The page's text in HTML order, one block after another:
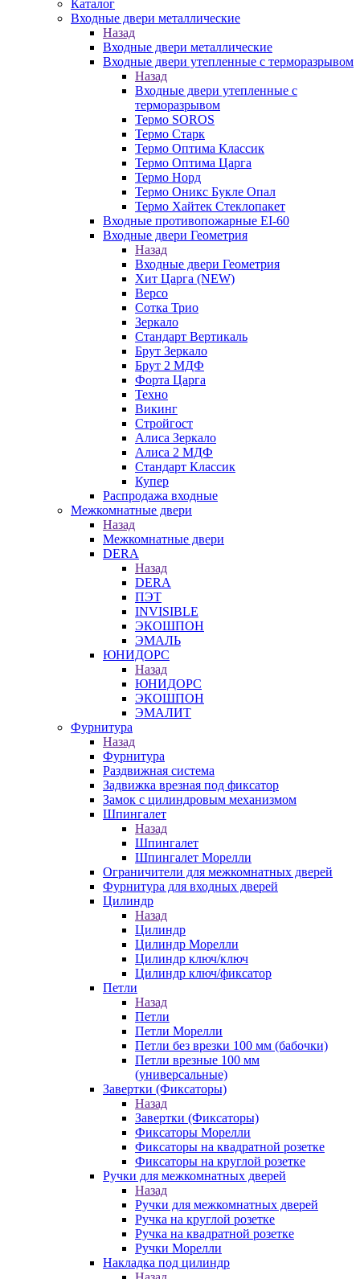
Каталог
Входные двери металлические
Назад
Входные двери металлические
Входные двери утепленные с терморазрывом
Назад
Входные двери утепленные с
терморазрывом
Термо SOROS
Термо Старк
Термо Оптима Классик
Термо Оптима Царга
Термо Норд
Термо Оникс Букле Опал
Термо Хайтек Стеклопакет
Входные противопожарные EI-60
Входные двери Геометрия
Назад
Входные двери Геометрия
Хит Царга (NEW)
Версо
Сотка Трио
Зеркало
Стандарт Вертикаль
Брут Зеркало
Брут 2 МДФ
Форта Царга
Техно
Викинг
Стройгост
Алиса Зеркало
Алиса 2 МДФ
Стандарт Классик
Купер
Распродажа входные
Межкомнатные двери
Назад
Межкомнатные двери
DERA
Назад
DERA
ПЭТ
INVISIBLE
ЭКОШПОН
ЭМАЛЬ
ЮНИДОРС
Назад
ЮНИДОРС
ЭКОШПОН
ЭМАЛИТ
Фурнитура
Назад
Фурнитура
Раздвижная система
Задвижка врезная под фиксатор
Замок с цилиндровым механизмом
Шпингалет
Назад
Шпингалет
Шпингалет Морелли
Ограничители для межкомнатных дверей
Фурнитура для входных дверей
Цилиндр
Назад
Цилиндр
Цилиндр Морелли
Цилиндр ключ/ключ
Цилиндр ключ/фиксатор
Петли
Назад
Петли
Петли Морелли
Петли без врезки 100 мм (бабочки)
Петли врезные 100 мм
(универсальные)
Завертки (Фиксаторы)
Назад
Завертки (Фиксаторы)
Фиксаторы Морелли
Фиксаторы на квадратной розетке
Фиксаторы на круглой розетке
Ручки для межкомнатных дверей
Назад
Ручки для межкомнатных дверей
Ручка на круглой розетке
Ручка на квадратной розетке
Ручки Морелли
Накладка под цилиндр